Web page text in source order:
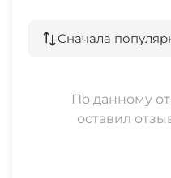
Сначала
По данному
оставил